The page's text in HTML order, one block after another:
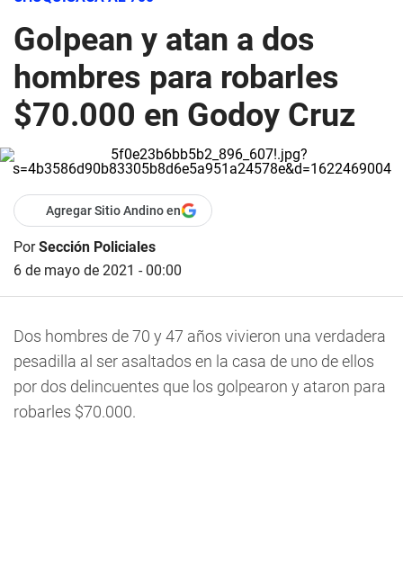
Golpean y atan a dos
hombres para robarles
$70.000 en Godoy Cruz
Agregar Sitio Andino en
PorSección Policiales
6 de mayo de 2021 - 00:00
Dos hombres de 70 y 47 años vivieron una verdadera
pesadilla al ser asaltados en la casa de uno de ellos
por dos delincuentes que los golpearon y ataron para
robarles $70.000.